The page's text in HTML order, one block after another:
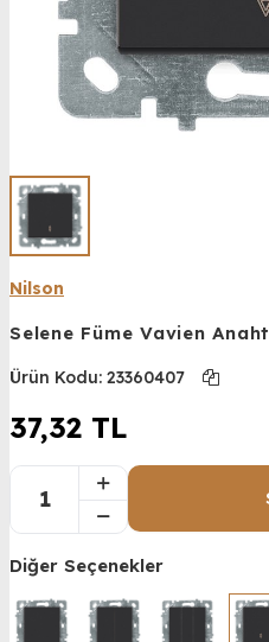
Nilson
Selene Füme Vavien
Ürün Kodu: 23360407
37,32 TL
Diğer Seçenekler